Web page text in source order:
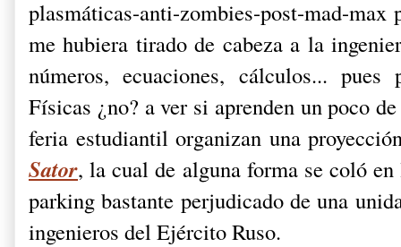
plasmáticas-anti-zombies-post-mad-max
me hubiera tirado de cabeza a la
números, ecuaciones, cálculos...
Físicas ¿no? a ver si aprenden un poco
feria estudiantil organizan una
Sator, la cual de alguna forma se coló
parking bastante perjudicado de una
ingenieros del Ejército Ruso.